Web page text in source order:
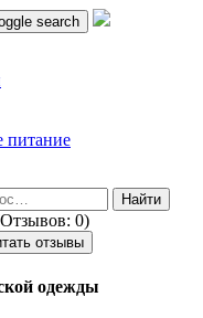
search
питание
0)
отзывы
одежды